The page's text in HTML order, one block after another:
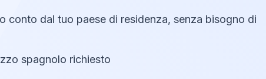
conto dal tuo paese di residenza, senza bisogno di
spagnolo richiesto